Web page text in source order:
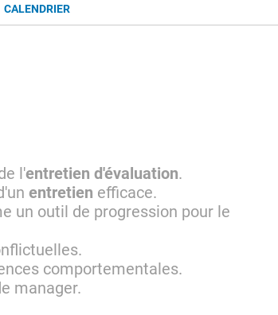
CALENDRIER
l'entretien d'évaluation.
entretien efficace.
un outil de progression pour le
comportementales.
manager.